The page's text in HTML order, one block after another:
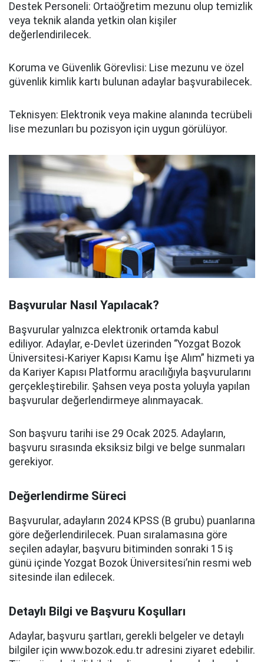
Destek Personeli: Ortaöğretim mezunu olup temizlik
veya teknik alanda yetkin olan kişiler
değerlendirilecek.
Koruma ve Güvenlik Görevlisi: Lise mezunu ve özel
güvenlik kimlik kartı bulunan adaylar başvurabilecek.
Teknisyen: Elektronik veya makine alanında tecrübeli
lise mezunları bu pozisyon için uygun görülüyor.
Başvurular Nasıl Yapılacak?
Başvurular yalnızca elektronik ortamda kabul
ediliyor. Adaylar, e-Devlet üzerinden “Yozgat Bozok
Üniversitesi-Kariyer Kapısı Kamu İşe Alım” hizmeti ya
da Kariyer Kapısı Platformu aracılığıyla başvurularını
gerçekleştirebilir. Şahsen veya posta yoluyla yapılan
başvurular değerlendirmeye alınmayacak.
Son başvuru tarihi ise 29 Ocak 2025. Adayların,
başvuru sırasında eksiksiz bilgi ve belge sunmaları
gerekiyor.
Değerlendirme Süreci
Başvurular, adayların 2024 KPSS (B grubu) puanlarına
göre değerlendirilecek. Puan sıralamasına göre
seçilen adaylar, başvuru bitiminden sonraki 15 iş
günü içinde Yozgat Bozok Üniversitesi’nin resmi web
sitesinde ilan edilecek.
Detaylı Bilgi ve Başvuru Koşulları
Adaylar, başvuru şartları, gerekli belgeler ve detaylı
bilgiler için www.bozok.edu.tr adresini ziyaret edebilir.